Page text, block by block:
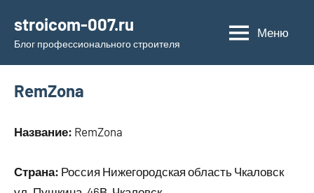
содержимому
stroicom-007.ru
Блог профессионального строителя
Меню
RemZona
Название: RemZona
Страна: Россия Нижегородская область Чкаловск